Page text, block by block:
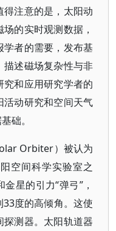
注意的是，太阳动
的实时观测数据，
者的需要，发布基
述磁场复杂性与非
和应用研究学者的
动研究和空间天气
础。
Orbiter）被认为
空间科学实验室之
星的引力“弹弓”，
度的高倾角。这使
测器。太阳轨道器